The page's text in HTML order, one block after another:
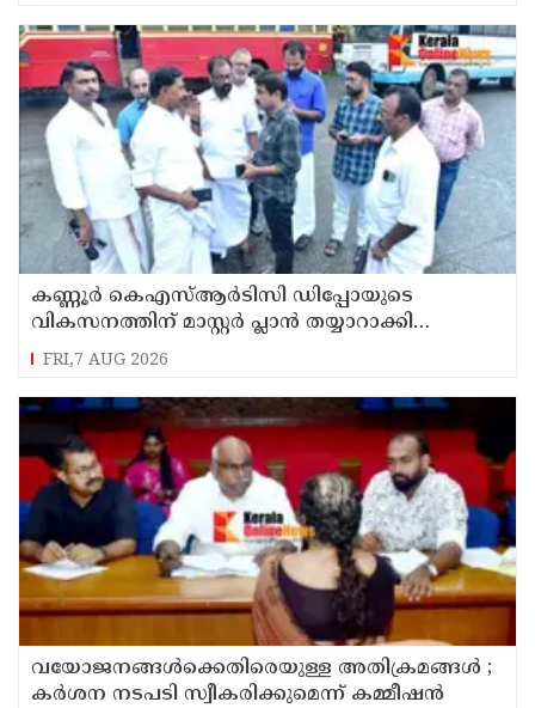
കണ്ണൂർ കെഎസ്ആർടിസി ഡിപ്പോയുടെ
വികസനത്തിന് മാസ്റ്റർ പ്ലാൻ തയ്യാറാക്കി
സമർപ്പിക്കും : ടി ഒ മോഹനൻ എം എൽ എ
FRI,7 AUG 2026
വയോജനങ്ങൾക്കെതിരെയുള്ള അതിക്രമങ്ങൾ ;
കർശന നടപടി സ്വീകരിക്കുമെന്ന് കമ്മീഷൻ